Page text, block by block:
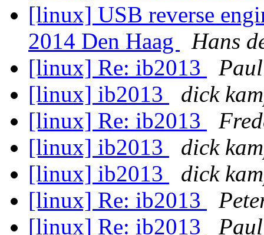
[linux] USB reverse
2014 Den Haag
Hans
[linux] Re: ib2013
[linux] ib2013
dick
[linux] Re: ib2013
[linux] ib2013
dick
[linux] ib2013
dick
[linux] Re: ib2013
[linux] Re: ib2013